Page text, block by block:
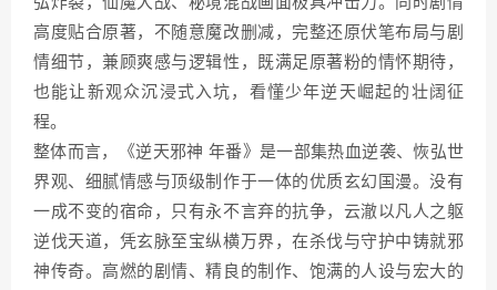
高度贴合原著，不随意魔改删减，完整还原伏笔布局与剧
情细节，兼顾爽感与逻辑性，既满足原著粉的情怀期待，
也能让新观众沉浸式入坑，看懂少年逆天崛起的壮阔征
程。
整体而言，《逆天邪神 年番》是一部集热血逆袭、恢弘世
界观、细腻情感与顶级制作于一体的优质玄幻国漫。没有
一成不变的宿命，只有永不言弃的抗争，云澈以凡人之躯
逆伐天道，凭玄脉至宝纵横万界，在杀伐与守护中铸就邪
神传奇。高燃的剧情、精良的制作、饱满的人设与宏大的